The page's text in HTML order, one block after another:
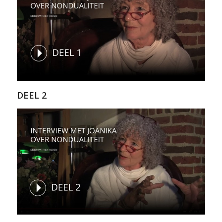
DEEL 2